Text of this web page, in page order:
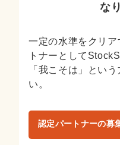
な
一定の水準をクリ
トナーとして
「我こそは」とい
い。
認定パートナーの募